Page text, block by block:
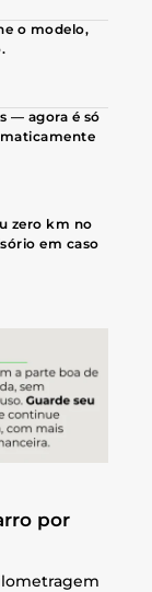
o modelo,
— agora é só
zero km no
em caso
por